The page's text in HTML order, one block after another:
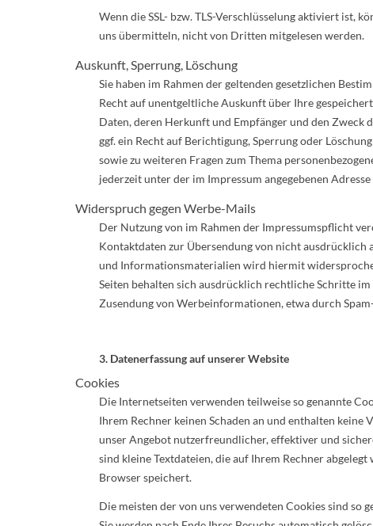
Wenn die SSL- bzw. TLS-Verschlüsselung aktiviert ist,
uns übermitteln, nicht von Dritten mitgelesen werden.
Auskunft, Sperrung, Löschung
Sie haben im Rahmen der geltenden gesetzlichen
Recht auf unentgeltliche Auskunft über Ihre
Daten, deren Herkunft und Empfänger und den Zweck
ggf. ein Recht auf Berichtigung, Sperrung oder
sowie zu weiteren Fragen zum Thema
jederzeit unter der im Impressum angegebenen Adresse
Widerspruch gegen Werbe-Mails
Der Nutzung von im Rahmen der Impressumspflicht
Kontaktdaten zur Übersendung von nicht ausdrücklich
und Informationsmaterialien wird hiermit
Seiten behalten sich ausdrücklich rechtliche Schritte
Zusendung von Werbeinformationen, etwa durch
3. Datenerfassung auf unserer Website
Cookies
Die Internetseiten verwenden teilweise so genannte
Ihrem Rechner keinen Schaden an und enthalten keine
unser Angebot nutzerfreundlicher, effektiver und
sind kleine Textdateien, die auf Ihrem Rechner
Browser speichert.
Die meisten der von uns verwendeten Cookies sind so